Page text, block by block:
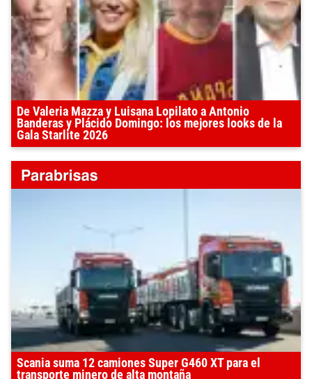
De Valeria Mazza y Luisana Lopilato a Antonio
Banderas y Plácido Domingo: los mejores looks de la
Gala Starlite 2026
Scania suma 12 camiones Super G460 XT para el
transporte minero de alta montaña